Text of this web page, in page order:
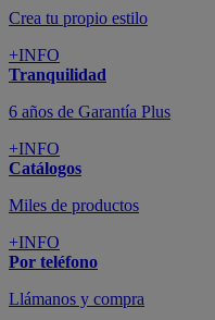
Crea tu propio estilo
+INFO
Tranquilidad
6 años de Garantía Plus
+INFO
Catálogos
Miles de productos
+INFO
Por teléfono
Llámanos y compra